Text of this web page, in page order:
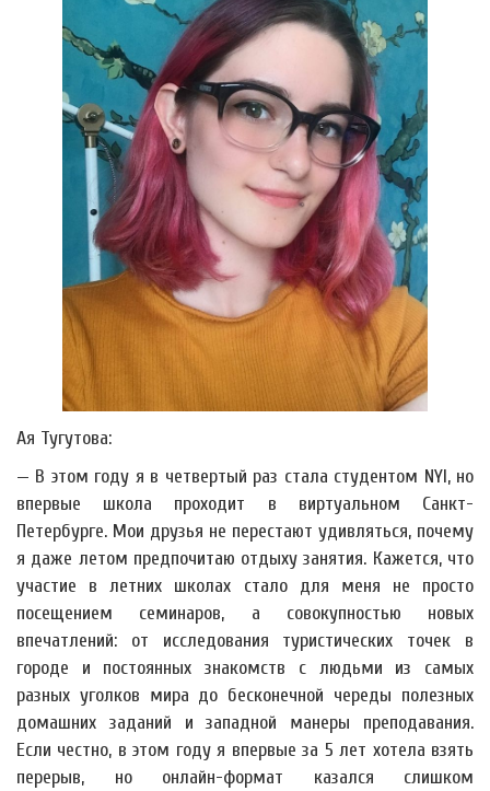
Ая Тугутова:
— В этом году я в четвертый раз стала студентом NYI, но
впервые школа проходит в виртуальном Санкт-
Петербурге. Мои друзья не перестают удивляться, почему
я даже летом предпочитаю отдыху занятия. Кажется, что
участие в летних школах стало для меня не просто
посещением семинаров, а совокупностью новых
впечатлений: от исследования туристических точек в
городе и постоянных знакомств с людьми из самых
разных уголков мира до бесконечной череды полезных
домашних заданий и западной манеры преподавания.
Если честно, в этом году я впервые за 5 лет хотела взять
перерыв, но онлайн-формат казался слишком